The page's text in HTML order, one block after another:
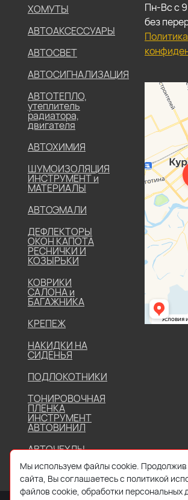
ХОМУТЫ
АВТОАКСЕССУАРЫ
АВТОСВЕТ
АВТОСИГНАЛИЗАЦИЯ
АВТОТЕПЛО,
утеплитель
радиатора,
двигателя
АВТОХИМИЯ
ШУМОИЗОЛЯЦИЯ
ИНСТРУМЕНТ и
МАТЕРИАЛЫ
АВТОЭМАЛИ
ДЕФЛЕКТОРЫ
ОКОН КАПОТА
РЕСНИЧКИ И
КОЗЫРЬКИ
КОВРИКИ
САЛОНА и
БАГАЖНИКА
КРЕПЕЖ
НАКИДКИ НА
СИДЕНЬЯ
ПОДЛОКОТНИКИ
ТОНИРОВОЧНАЯ
ПЛЕНКА
ИНСТРУМЕНТ
АВТОВИНИЛ
АВТОЧЕХЛЫ
Пн-Вс с
без
Политика
Мы используем файлы cookie. Продолжив
сайта, Вы соглашаетесь с политикой
файлов cookie, обработки персональных